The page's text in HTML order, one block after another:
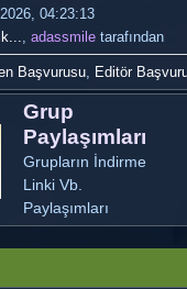
04:23:13
, adassmile tarafından
Başvurusu Editör
Grup
Paylaşımları
Grupların İndirme
Linki Vb.
Paylaşımları